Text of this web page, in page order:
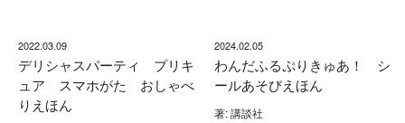
2022.03.09
デリシャスパーティ プリキ
ュア スマホがた おしゃべ
りえほん
2024.02.05
わんだふるぷりきゅあ！ シ
ールあそびえほん
著: 講談社